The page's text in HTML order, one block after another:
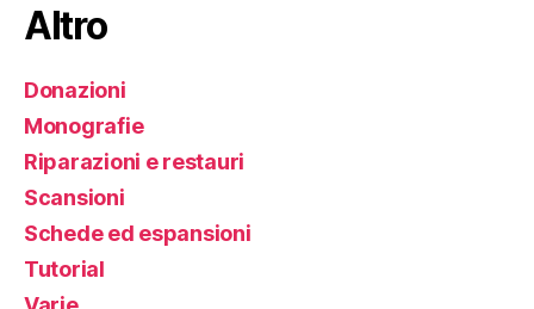
Altro
Donazioni
Monografie
Riparazioni e restauri
Scansioni
Schede ed espansioni
Tutorial